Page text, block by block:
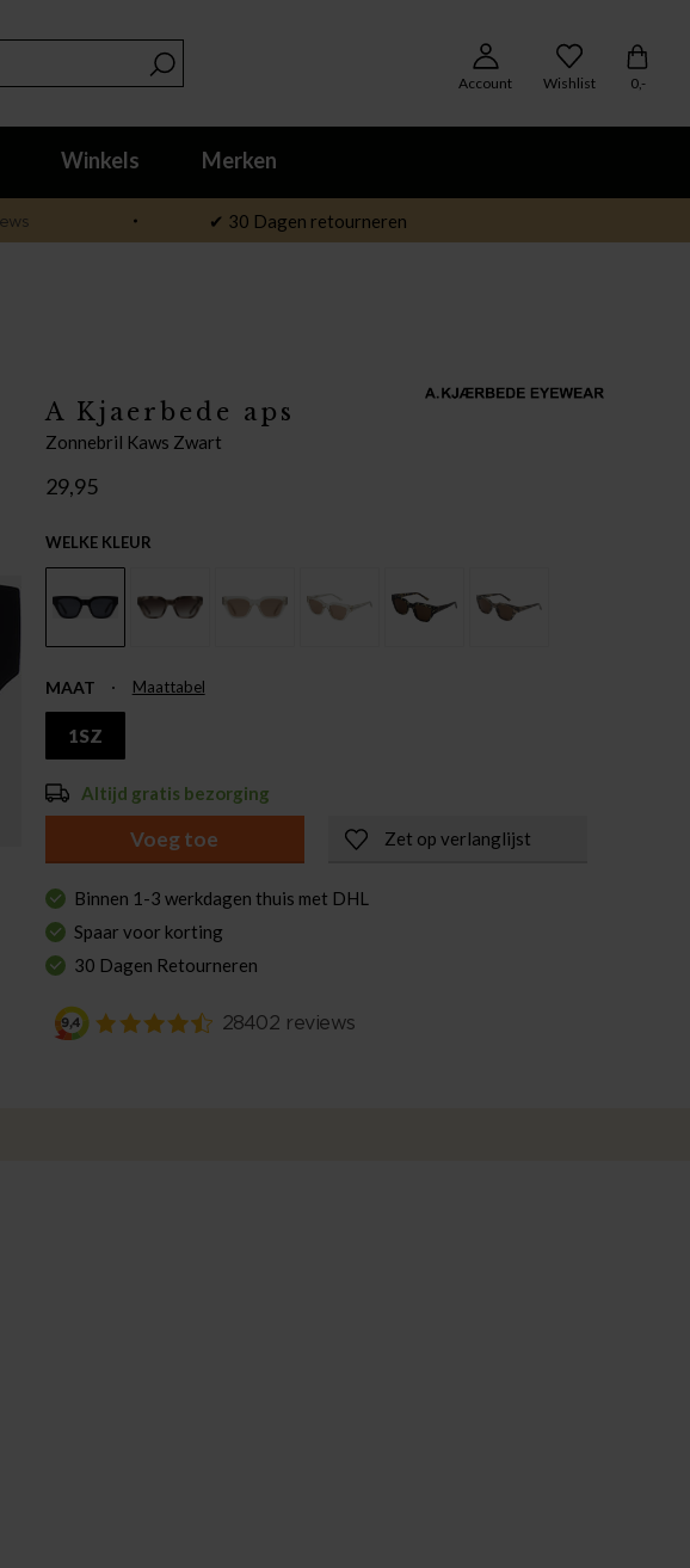
Account Wishlist 0,-
Winkels Merken
✔ 30 Dagen retourneren
A Kjaerbede aps
Zonnebril Kaws Zwart
29,95
WELKE KLEUR
MAAT Maattabel
1SZ
Altijd gratis bezorging
Voeg toe Zet op verlanglijst
Binnen 1-3 werkdagen thuis met DHL
Spaar voor korting
30 Dagen Retourneren